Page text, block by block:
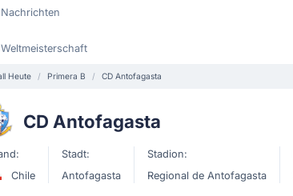
Nachrichten
Weltmeisterschaft
Heute Primera B CD Antofagasta
CD Antofagasta
Chile
Stadt:
Antofagasta
Stadion:
Regional de Antofagasta